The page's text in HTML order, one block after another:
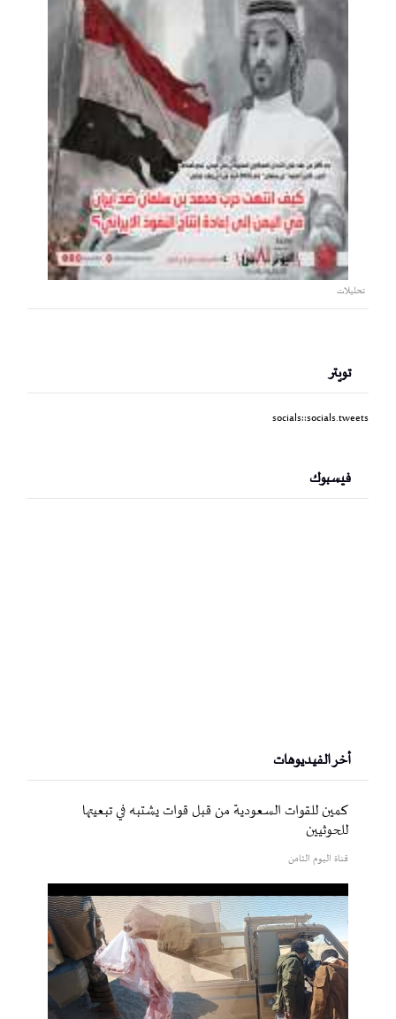
تحليلات
تويتر
socials::socials.tweets
فيسبوك
أخر الفيديوهات
كمين للقوات السعودية من قبل قوات يشتبه في تبعيتها
للحوثيين
قناة اليوم الثامن